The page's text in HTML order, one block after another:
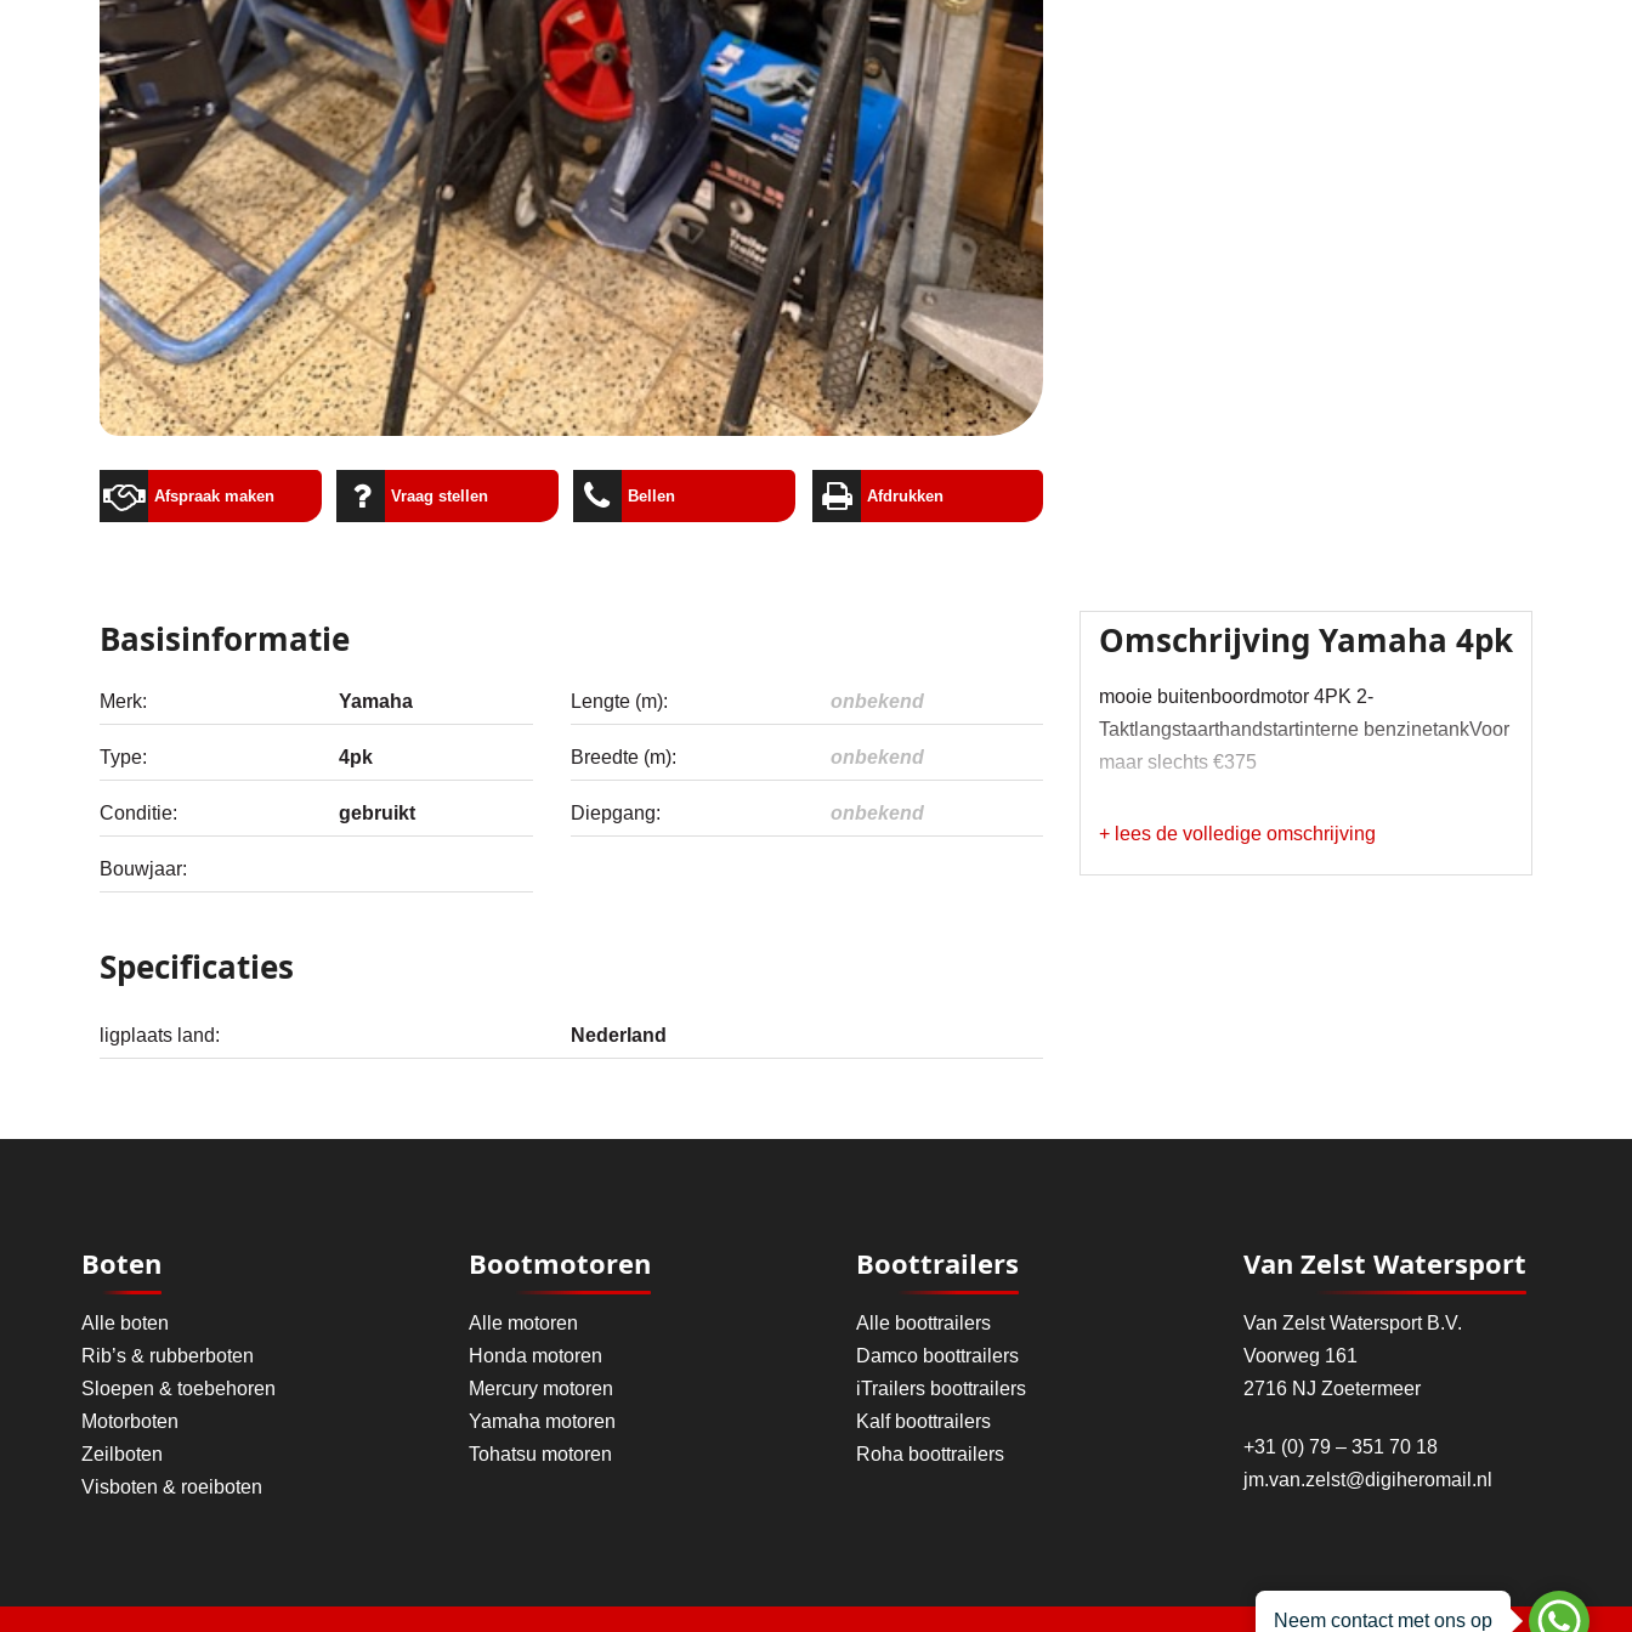
Afspraak maken Vraag stellen Bellen Afdrukken
Omschrijving Yamaha 4pk
mooie buitenboordmotor 4PK 2-
Taktlangstaarthandstartinterne benzinetankVoor
maar slechts €375
+ lees de volledige omschrijving
Basisinformatie
Merk: Yamaha Lengte (m): onbekend
Type: 4pk Breedte (m): onbekend
Conditie: gebruikt Diepgang: onbekend
Bouwjaar:
Specificaties
ligplaats land: Nederland
Boten
Alle boten
Rib’s & rubberboten
Sloepen & toebehoren
Motorboten
Zeilboten
Visboten & roeiboten
Bootmotoren
Alle motoren
Honda motoren
Mercury motoren
Yamaha motoren
Tohatsu motoren
Boottrailers
Alle boottrailers
Damco boottrailers
iTrailers boottrailers
Kalf boottrailers
Roha boottrailers
Van Zelst Watersport
Van Zelst Watersport B.V.
Voorweg 161
2716 NJ Zoetermeer
+31 (0) 79 – 351 70 18
jm.van.zelst@digiheromail.nl
Neem contact met ons op